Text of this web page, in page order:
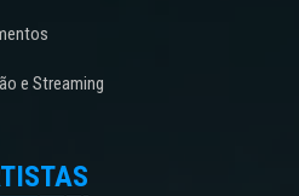
e Streaming